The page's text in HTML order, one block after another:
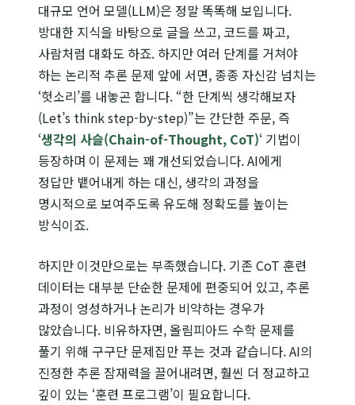
대규모 언어 모델(LLM)은 정말 똑똑해 보입니다.
방대한 지식을 바탕으로 글을 쓰고, 코드를 짜고,
사람처럼 대화도 하죠. 하지만 여러 단계를 거쳐야
하는 논리적 추론 문제 앞에 서면, 종종 자신감 넘치는
‘헛소리’를 내놓곤 합니다. “한 단계씩 생각해보자
(Let’s think step-by-step)”는 간단한 주문, 즉
‘생각의 사슬(Chain-of-Thought, CoT)‘ 기법이
등장하며 이 문제는 꽤 개선되었습니다. AI에게
정답만 뱉어내게 하는 대신, 생각의 과정을
명시적으로 보여주도록 유도해 정확도를 높이는
방식이죠.
하지만 이것만으로는 부족했습니다. 기존 CoT 훈련
데이터는 대부분 단순한 문제에 편중되어 있고, 추론
과정이 엉성하거나 논리가 비약하는 경우가
많았습니다. 비유하자면, 올림피아드 수학 문제를
풀기 위해 구구단 문제집만 푸는 것과 같습니다. AI의
진정한 추론 잠재력을 끌어내려면, 훨씬 더 정교하고
깊이 있는 ‘훈련 프로그램’이 필요합니다.